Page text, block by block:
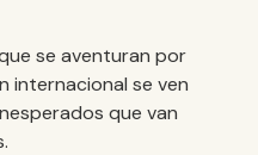
se aventuran por
internacional se ven
que van